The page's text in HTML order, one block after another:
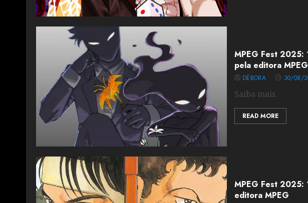
MPEG Fest 2025:
pela editora MPEG
DÉBORA 30/08/
Saiba mais.
READ MORE
MPEG Fest 2025:
editora MPEG